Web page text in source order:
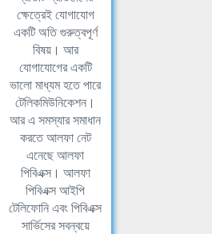
ক্ষেত্রেই যোগাযোগ
একটি অতি গুরুত্বপূর্ণ
বিষয়। আর
যোগাযোগের একটি
ভালো মাধ্যম হতে পারে
টেলিকমিউনিকেশন।
আর এ সমস্যার সমাধান
করতে আলফা নেট
এনেছে আলফা
পিবিএক্স। আলফা
পিবিএক্স আইপি
টেলিফোনি এবং পিবিএক্স
সার্ভিসের সবন্বয়ে